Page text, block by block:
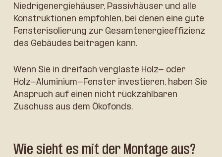
Niedrigenergiehäuser, Passivhäuser und alle
Konstruktionen empfohlen, bei denen eine gute
Fensterisolierung zur Gesamtenergieeffizienz
des Gebäudes beitragen kann.
Wenn Sie in dreifach verglaste Holz- oder
Holz-Aluminium-Fenster investieren, haben Sie
Anspruch auf einen nicht rückzahlbaren
Zuschuss aus dem Ökofonds.
Wie sieht es mit der Montage aus?